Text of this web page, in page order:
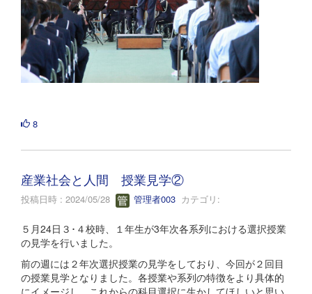
8
産業社会と人間 授業見学②
投稿日時 : 2024/05/28 管理者003 カテゴリ:
５月24日３･４校時、１年生が3年次各系列における選択授業
の見学を行いました。
前の週には２年次選択授業の見学をしており、今回が２回目
の授業見学となりました。各授業や系列の特徴をより具体的
にイメージし、これからの科目選択に生かしてほしいと思い